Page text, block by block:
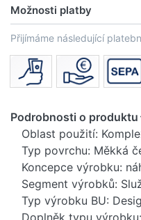
Možnosti platby
Přijímáme následující
Podrobnosti o produktu
Oblast použití:
Typ povrchu: Měkká
Koncepce výrobku:
Segment výrobků:
Typ výrobku BU:
Doplněk typu